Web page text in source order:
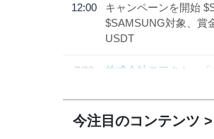
12:00
キャンペーンを開始
$SAMSUNG対象、賞
USDT
7/30
株式会社モアクト
「 JPYC」を追加
今注目のコンテンツ